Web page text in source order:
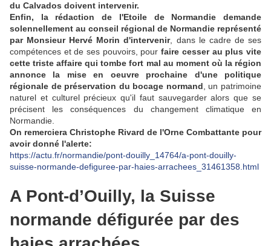
du Calvados doivent intervenir.
Enfin, la rédaction de l'Etoile de Normandie demande
solennellement au conseil régional de Normandie représenté
par Monsieur Hervé Morin d'intervenir, dans le cadre de ses
compétences et de ses pouvoirs, pourfaire cesser au plus vite
cette triste affaire qui tombe fort mal au moment où la région
annonce la mise en oeuvre prochaine d'une politique
régionale de préservation du bocage normand , un patrimoine
naturel et culturel précieux qu'il faut sauvegarder alors que se
précisent les conséquences du changement climatique en
Normandie.
On remerciera Christophe Rivard de l'Orne Combattante pour
avoir donné l'alerte:
https://actu.fr/normandie/pont-douilly_14764/a-pont-douilly-
suisse-normande-defiguree-par-haies-arrachees_31461358.html
A Pont-d’Ouilly, la Suisse
normande défigurée par des